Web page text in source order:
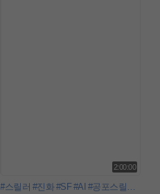
#합작수사
2:00:00
#스릴러 #진화 #SF #AI #공포스릴러